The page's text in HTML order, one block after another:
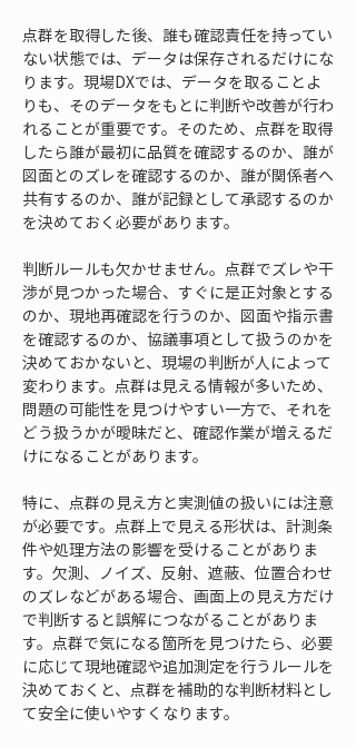
点群を取得した後、誰も確認責任を持ってい
ない状態では、データは保存されるだけにな
ります。現場DXでは、データを取ることよ
りも、そのデータをもとに判断や改善が行わ
れることが重要です。そのため、点群を取得
したら誰が最初に品質を確認するのか、誰が
図面とのズレを確認するのか、誰が関係者へ
共有するのか、誰が記録として承認するのか
を決めておく必要があります。
判断ルールも欠かせません。点群でズレや干
渉が見つかった場合、すぐに是正対象とする
のか、現地再確認を行うのか、図面や指示書
を確認するのか、協議事項として扱うのかを
決めておかないと、現場の判断が人によって
変わります。点群は見える情報が多いため、
問題の可能性を見つけやすい一方で、それを
どう扱うかが曖昧だと、確認作業が増えるだ
けになることがあります。
特に、点群の見え方と実測値の扱いには注意
が必要です。点群上で見える形状は、計測条
件や処理方法の影響を受けることがありま
す。欠測、ノイズ、反射、遮蔽、位置合わせ
のズレなどがある場合、画面上の見え方だけ
で判断すると誤解につながることがありま
す。点群で気になる箇所を見つけたら、必要
に応じて現地確認や追加測定を行うルールを
決めておくと、点群を補助的な判断材料とし
て安全に使いやすくなります。